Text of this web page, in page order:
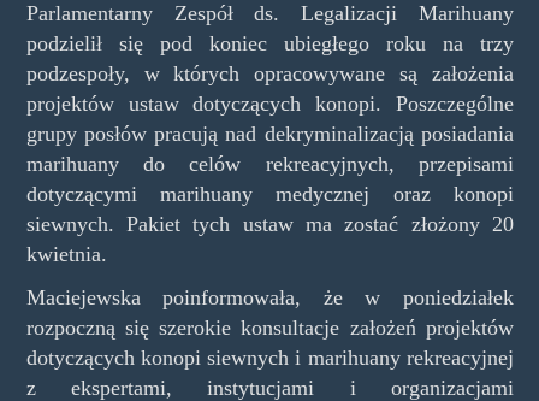
Parlamentarny Zespół ds. Legalizacji Marihuany
podzielił się pod koniec ubiegłego roku na trzy
podzespoły, w których opracowywane są założenia
projektów ustaw dotyczących konopi. Poszczególne
grupy posłów pracują nad dekryminalizacją posiadania
marihuany do celów rekreacyjnych, przepisami
dotyczącymi marihuany medycznej oraz konopi
siewnych. Pakiet tych ustaw ma zostać złożony 20
kwietnia.
Maciejewska poinformowała, że w poniedziałek
rozpoczną się szerokie konsultacje założeń projektów
dotyczących konopi siewnych i marihuany rekreacyjnej
z ekspertami, instytucjami i organizacjami